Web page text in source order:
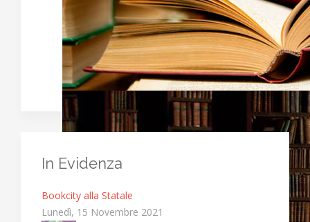
In Evidenza
Bookcity alla Statale
Lunedì, 15 Novembre 2021